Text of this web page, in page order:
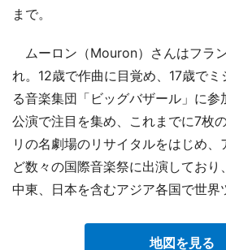
まで。
ムーロン（Mouron）さんはフラ
れ。12歳で作曲に目覚め、17歳で
る音楽集団「ビッグバザール」に
公演で注目を集め、これまでに7枚
リの名劇場のリサイタルをはじめ
ど数々の国際音楽祭に出演しており
中東、日本を含むアジア各国で世界
地図を見る